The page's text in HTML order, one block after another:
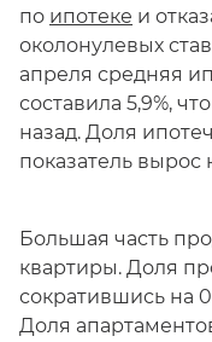
по ипотеке и
околонулевых
апреля средняя
составила 5,9%,
назад. Доля
показатель вырос
Большая часть
квартиры. Доля
сократившись на
Доля